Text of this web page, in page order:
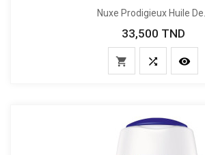
Nuxe Prodigieux Huile De...
Prix
33,500 TND
  